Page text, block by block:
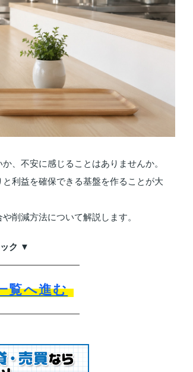
、不安に感じることはありませんか。
利益を確保できる基盤を作ることが大
削減方法について解説します。
ク ▼
覧へ進む